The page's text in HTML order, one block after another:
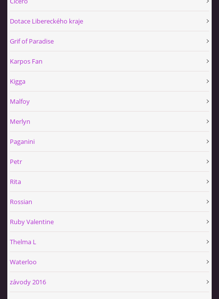
Dotace Libereckého kraje
Grif of Paradise
Karpos Fan
Kigga
Malfoy
Merlyn
Paganini
Petr
Rita
Rossian
Ruby Valentine
Thelma L
Waterloo
závody 2016